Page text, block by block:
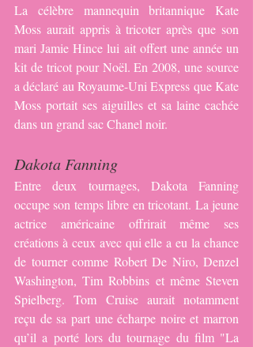
La célèbre mannequin britannique Kate
Moss aurait appris à tricoter après que son
mari Jamie Hince lui ait offert une année un
kit de tricot pour Noël. En 2008, une source
a déclaré au Royaume-Uni Express que Kate
Moss portait ses aiguilles et sa laine cachée
dans un grand sac Chanel noir.
Dakota Fanning
Entre deux tournages, Dakota Fanning
occupe son temps libre en tricotant. La jeune
actrice américaine offrirait même ses
créations à ceux avec qui elle a eu la chance
de tourner comme Robert De Niro, Denzel
Washington, Tim Robbins et même Steven
Spielberg. Tom Cruise aurait notamment
reçu de sa part une écharpe noire et marron
qu’il a porté lors du tournage du film "La